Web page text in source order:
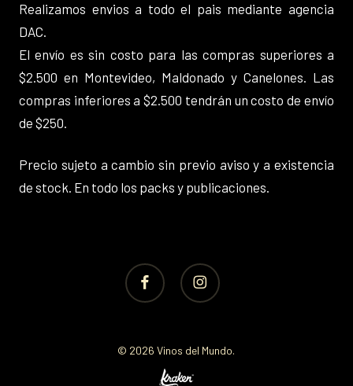
Realizamos envios a todo el pais mediante agencia
DAC.
El envío es sin costo para las compras superiores a
$2.500 en Montevideo, Maldonado y Canelones. Las
compras inferiores a $2.500 tendrán un costo de envío
de $250.
Precio sujeto a cambio sin previo aviso y a existencia
de stock. En todo los packs y publicaciones.
facebook instagram
© 2026 Vinos del Mundo.